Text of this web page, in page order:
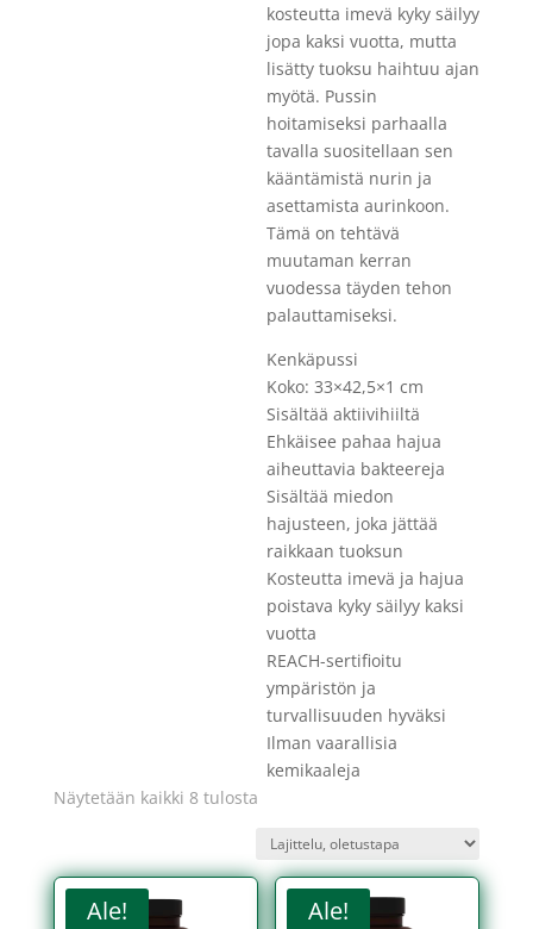
kosteutta imevä kyky säilyy
jopa kaksi vuotta, mutta
lisätty tuoksu haihtuu ajan
myötä. Pussin
hoitamiseksi parhaalla
tavalla suositellaan sen
kääntämistä nurin ja
asettamista aurinkoon.
Tämä on tehtävä
muutaman kerran
vuodessa täyden tehon
palauttamiseksi.
Kenkäpussi
Koko: 33×42,5×1 cm
Sisältää aktiivihiiltä
Ehkäisee pahaa hajua
aiheuttavia bakteereja
Sisältää miedon
hajusteen, joka jättää
raikkaan tuoksun
Kosteutta imevä ja hajua
poistava kyky säilyy kaksi
vuotta
REACH-sertifioitu
ympäristön ja
turvallisuuden hyväksi
Ilman vaarallisia
kemikaaleja
Näytetään kaikki 8 tulosta
Ale! Ale!